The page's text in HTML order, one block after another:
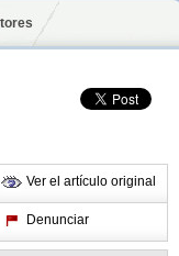
Ver el artículo original
Denunciar